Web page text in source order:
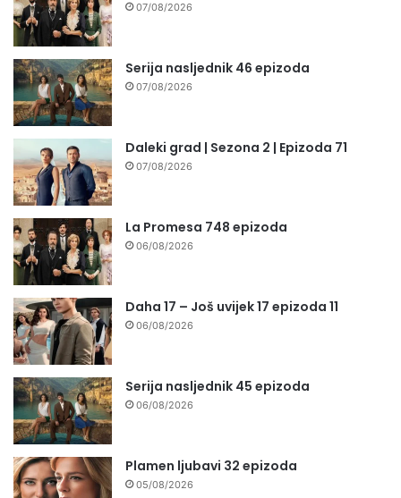
07/08/2026
Serija nasljednik 46 epizoda
07/08/2026
Daleki grad | Sezona 2 | Epizoda 71
07/08/2026
La Promesa 748 epizoda
06/08/2026
Daha 17 – Još uvijek 17 epizoda 11
06/08/2026
Serija nasljednik 45 epizoda
06/08/2026
Plamen ljubavi 32 epizoda
05/08/2026